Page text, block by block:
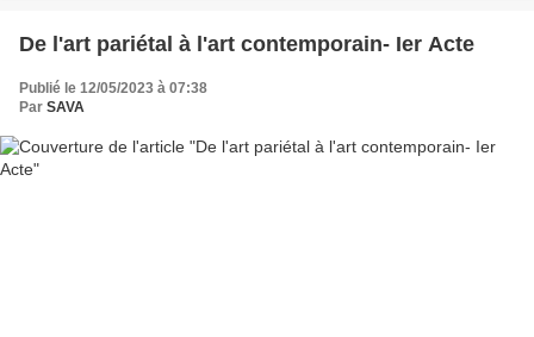
De l'art pariétal à l'art contemporain- Ier Acte
Publié le 12/05/2023 à 07:38
Par SAVA